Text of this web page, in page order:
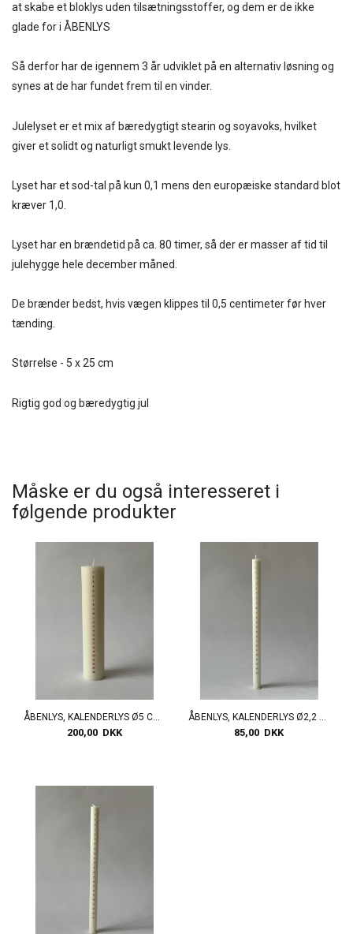
at skabe et bloklys uden tilsætningsstoffer, og dem er de ikke
glade for i ÅBENLYS
Så derfor har de igennem 3 år udviklet på en alternativ løsning og
synes at de har fundet frem til en vinder.
Julelyset er et mix af bæredygtigt stearin og soyavoks, hvilket
giver et solidt og naturligt smukt levende lys.
Lyset har et sod-tal på kun 0,1 mens den europæiske standard blot
kræver 1,0.
Lyset har en brændetid på ca. 80 timer, så der er masser af tid til
julehygge hele december måned.
De brænder bedst, hvis vægen klippes til 0,5 centimeter før hver
tænding.
Størrelse - 5 x 25 cm
Rigtig god og bæredygtig jul
Måske er du også interesseret i
følgende produkter
ÅBENLYS, KALENDERLYS Ø5 CM, RØDE TAL
200,00 DKK
ÅBENLYS, KALENDERLYS Ø2,2 CM, SORTE TAL
85,00 DKK